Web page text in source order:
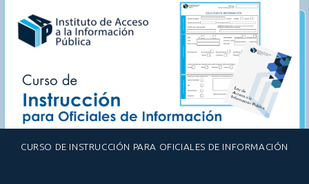
CURSO DE INSTRUCCIÓN PARA OFICIALES DE INFORMACIÓN